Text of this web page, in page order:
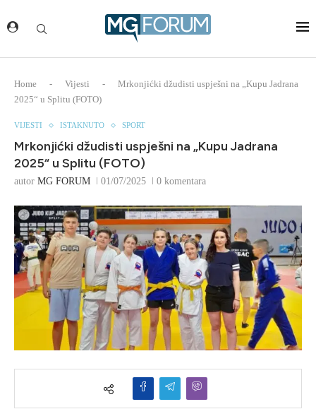
Home - Vijesti -
Mrkonjićki džudisti uspješni na „Kupu Jadrana
2025“ u Splitu (FOTO)
VIJESTI ISTAKNUTO SPORT
Mrkonjićki džudisti uspješni na „Kupu Jadrana
2025“ u Splitu (FOTO)
autor MG FORUM 01/07/2025 0 komentara